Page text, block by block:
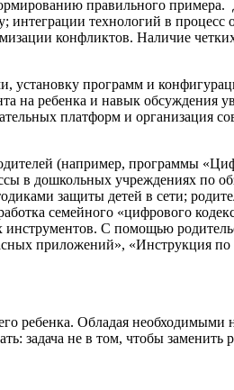
правильного
интеграции технологий в
конфликтов. Наличие
программ и
на ребенка и навык
платформ и организация
(например, программы
в дошкольных учреждениях по
защиты детей в сети;
семейного «цифрового
С помощью
приложений», «Инструкция
ребенка. Обладая необходимыми
задача не в том, чтобы заменить